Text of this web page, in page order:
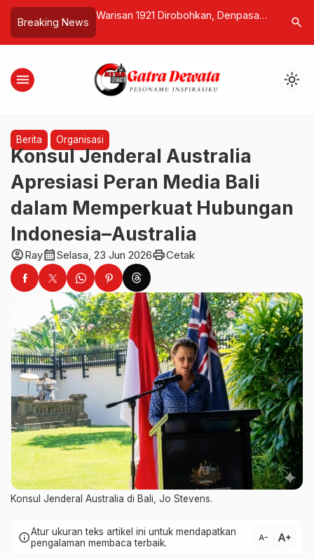
Breaking News
Sertifikat
Keluarga I
Mengarah ke
Warisan 1921 Dirobohkan, Denpasar
RSUD Wangaya Picu Gelombang
Kekecewaan Publik
Bandara
bagi Bali
search
menu light_mode
Berita Organisasi
Konsul Jenderal Australia
Apresiasi Peran Media Bali
dalam Memperkuat Hubungan
Indonesia–Australia
account_circleRaycalendar_monthSelasa, 23 Jun 2026printCetak
Konsul Jenderal Australia di Bali, Jo Stevens.
infoAtur ukuran teks artikel ini untuk mendapatkan
pengalaman membaca terbaik.
text_decrease text_increase